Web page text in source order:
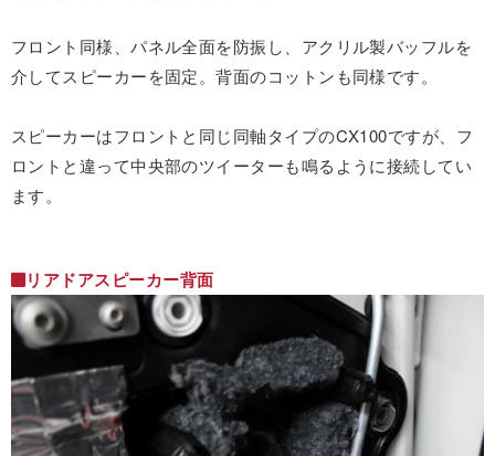
フロント同様、パネル全面を防振し、アクリル製バッフルを
介してスピーカーを固定。背面のコットンも同様です。
スピーカーはフロントと同じ同軸タイプのCX100ですが、フ
ロントと違って中央部のツイーターも鳴るように接続してい
ます。
リアドアスピーカー背面